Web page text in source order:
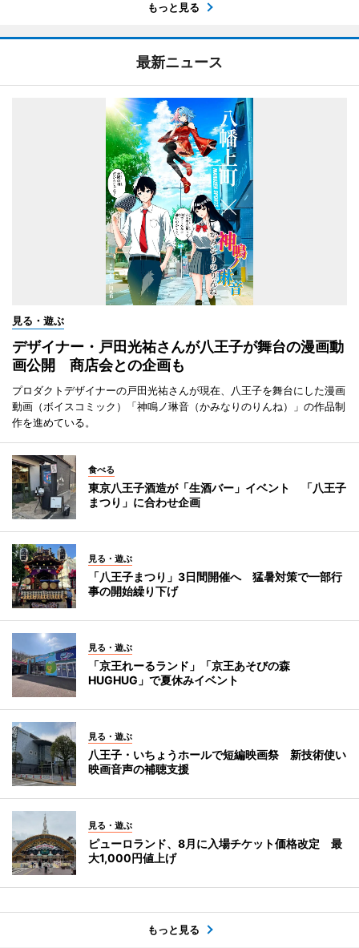
もっと見る
最新ニュース
見る・遊ぶ
デザイナー・戸田光祐さんが八王子が舞台の漫画動
画公開 商店会との企画も
プロダクトデザイナーの戸田光祐さんが現在、八王子を舞台にした漫画
動画（ボイスコミック）「神鳴ノ琳音（かみなりのりんね）」の作品制
作を進めている。
食べる
東京八王子酒造が「生酒バー」イベント 「八王子
まつり」に合わせ企画
見る・遊ぶ
「八王子まつり」3日間開催へ 猛暑対策で一部行
事の開始繰り下げ
見る・遊ぶ
「京王れーるランド」「京王あそびの森
HUGHUG」で夏休みイベント
見る・遊ぶ
八王子・いちょうホールで短編映画祭 新技術使い
映画音声の補聴支援
見る・遊ぶ
ピューロランド、8月に入場チケット価格改定 最
大1,000円値上げ
もっと見る